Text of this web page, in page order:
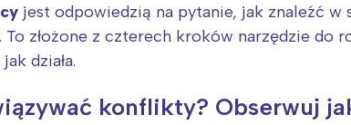
jest odpowiedzią na pytanie, jak znaleźć
To złożone z czterech kroków narzędzie
działa.
konflikty? Obserwuj